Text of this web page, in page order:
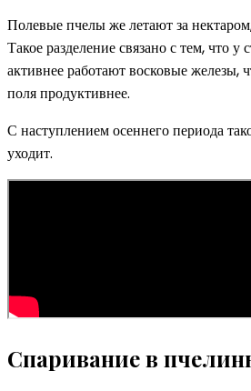
Полевые пчелы же летают за
Такое разделение связано с тем, что у
активнее работают восковые железы,
поля продуктивнее.
С наступлением осеннего периода
уходит.
Спаривание в